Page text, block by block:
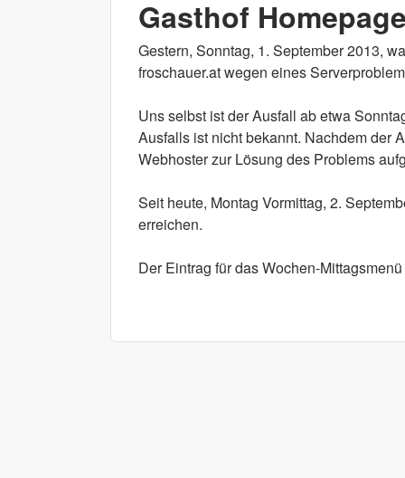
Gasthof
Gestern, Sonntag, 1. September 2013,
froschauer.at wegen eines
Uns selbst ist der Ausfall ab etwa
Ausfalls ist nicht bekannt. Nachdem der
Webhoster zur Lösung des Problems
Seit heute, Montag Vormittag, 2.
erreichen.
Der Eintrag für das Wochen-